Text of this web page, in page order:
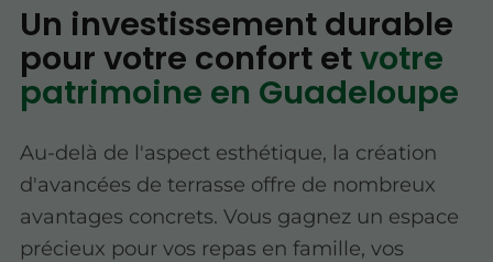
Un investissement durable
pour votre confort etvotre
patrimoine en Guadeloupe
Au-delà de l'aspect esthétique, la création
d'avancées de terrasse offre de nombreux
avantages concrets. Vous gagnez un espace
précieux pour vos repas en famille, vos